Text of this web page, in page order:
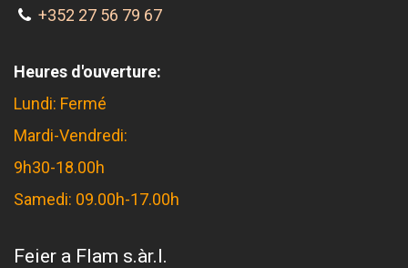
+352 27 56 79 67
Heures d'ouverture:
Lundi: Fermé
Mardi-Vendredi:
9h30-18.00h
Samedi: 09.00h-17.00h
Feier a Flam s.àr.l.